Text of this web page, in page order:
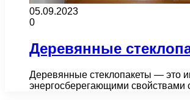
05.09.2023
0
Деревянные
Деревянные стеклопакеты — это
энергосберегающими свойствами